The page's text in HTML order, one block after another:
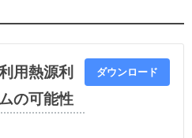
用熱源利
の可能性
ダウンロード